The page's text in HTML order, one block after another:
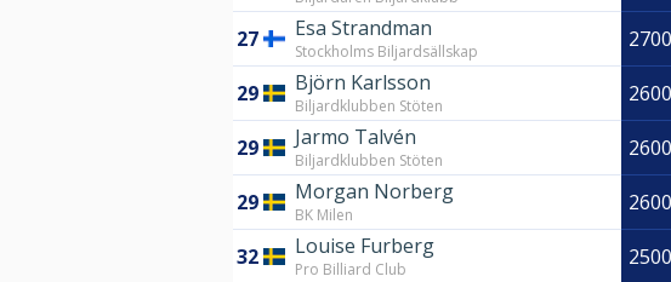
27 Esa Strandman
Stockholms Biljardsällskap 2700
29 Björn Karlsson
Biljardklubben Stöten 2600
29 Jarmo Talvén
Biljardklubben Stöten 2600
29 Morgan Norberg
BK Milen 2600
32 Louise Furberg
Pro Billiard Club 2500